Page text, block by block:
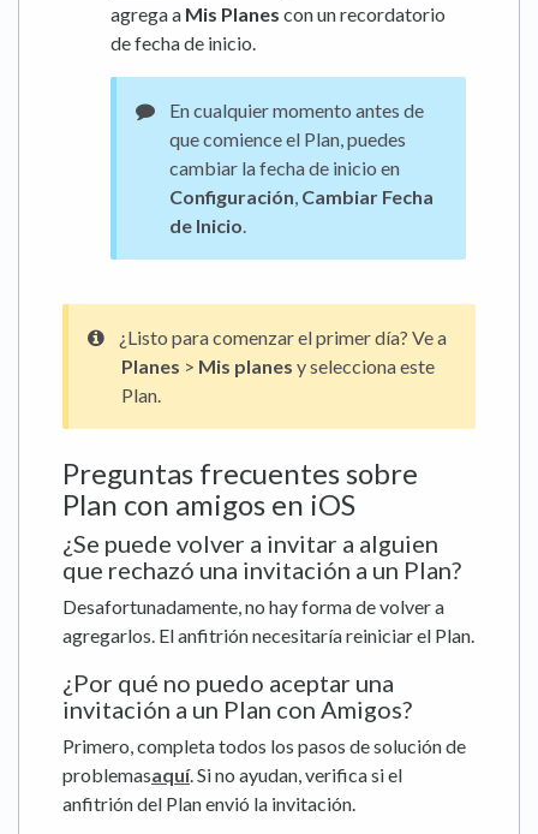
agrega a Mis Planes con un recordatorio
de fecha de inicio.
En cualquier momento antes de
que comience el Plan, puedes
cambiar la fecha de inicio en
Configuración, Cambiar Fecha
de Inicio.
¿Listo para comenzar el primer día? Ve a
Planes > Mis planes y selecciona este
Plan.
Preguntas frecuentes sobre
Plan con amigos en iOS
¿Se puede volver a invitar a alguien
que rechazó una invitación a un Plan?
Desafortunadamente, no hay forma de volver a
agregarlos. El anfitrión necesitaría reiniciar el Plan.
¿Por qué no puedo aceptar una
invitación a un Plan con Amigos?
Primero, completa todos los pasos de solución de
problemasaquí. Si no ayudan, verifica si el
anfitrión del Plan envió la invitación.